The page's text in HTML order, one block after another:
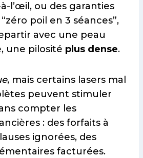
l’œil, ou des garanties
poil en 3 séances”,
avec une peau
une pilosité plus dense.
, mais certains lasers mal
peuvent stimuler
compter les
: des forfaits à
ignorées, des
facturées.